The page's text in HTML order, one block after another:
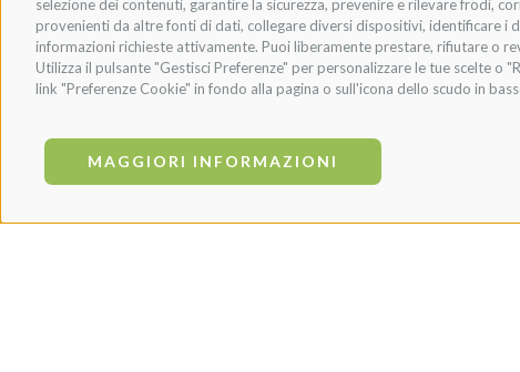
selezione dei contenuti, garantire la sicurezza, prevenire e rilevare frodi,
provenienti da altre fonti di dati, collegare diversi dispositivi, identificare i
informazioni richieste attivamente. Puoi liberamente prestare, rifiutare o
Utilizza il pulsante "Gestisci Preferenze" per personalizzare le tue scelte
link "Preferenze Cookie" in fondo alla pagina o sull'icona dello scudo in
MAGGIORI INFORMAZIONI